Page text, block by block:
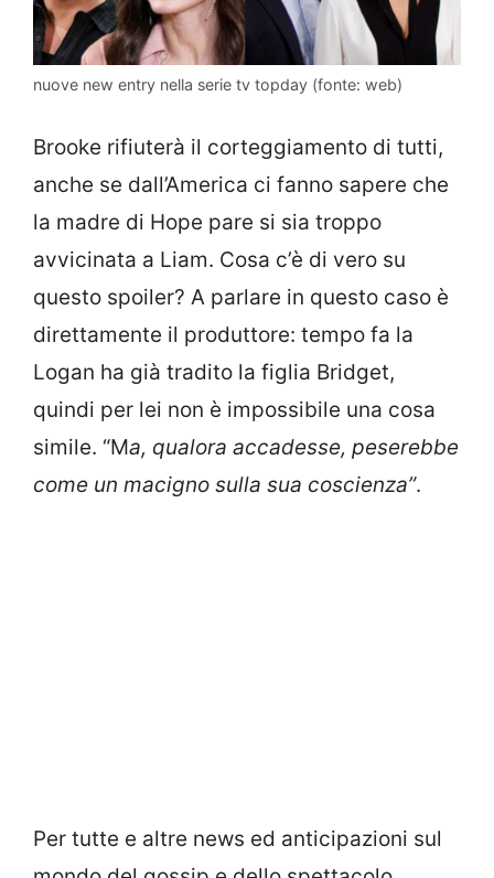
nuove new entry nella serie tv topday (fonte: web)
Brooke rifiuterà il corteggiamento di tutti,
anche se dall’America ci fanno sapere che
la madre di Hope pare si sia troppo
avvicinata a Liam. Cosa c’è di vero su
questo spoiler? A parlare in questo caso è
direttamente il produttore: tempo fa la
Logan ha già tradito la figlia Bridget,
quindi per lei non è impossibile una cosa
simile. “Ma, qualora accadesse, peserebbe
come un macigno sulla sua coscienza”.
Per tutte e altre news ed anticipazioni sul